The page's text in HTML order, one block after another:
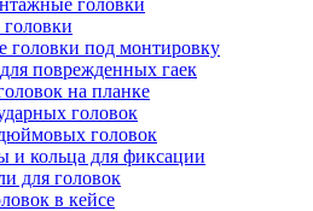
головки под монтировку
поврежденных гаек
на планке
головок
головок
кольца для фиксации
для головок
в кейсе